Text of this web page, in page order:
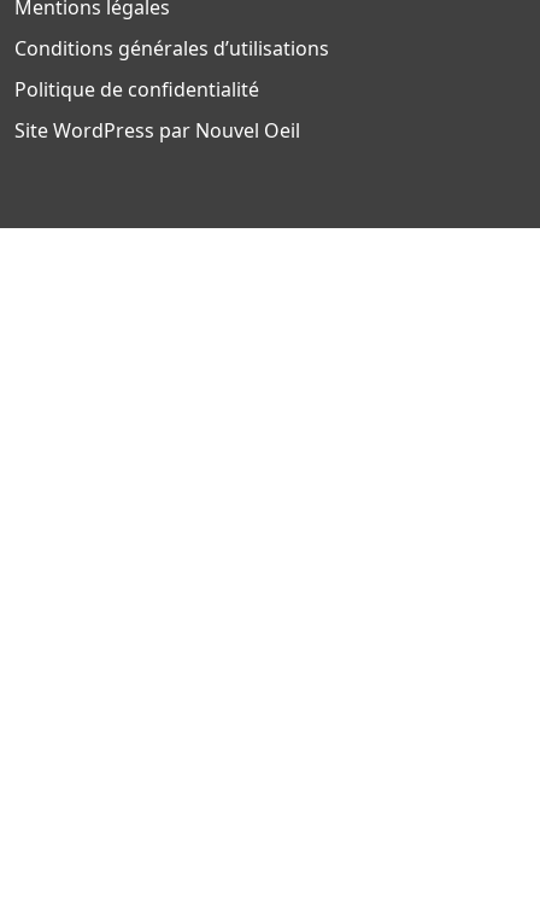
Mentions légales
Conditions générales d’utilisations
Politique de confidentialité
Site WordPress par Nouvel Oeil